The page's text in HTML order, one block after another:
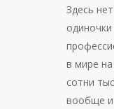
Здесь
в мире
сотни
вообще и